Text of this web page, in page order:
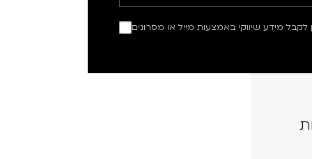
לקבל מידע שיווקי באמצעות מייל או מסרונים